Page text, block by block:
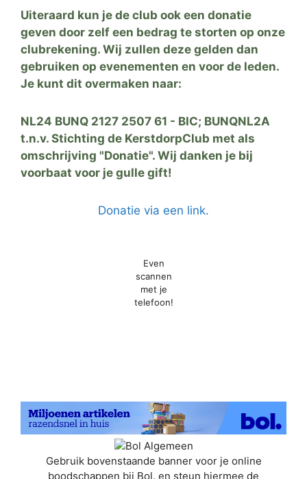
Uiteraard kun je de club ook een donatie
geven door zelf een bedrag te storten op onze
clubrekening. Wij zullen deze gelden dan
gebruiken op evenementen en voor de leden.
Je kunt dit overmaken naar:
NL24 BUNQ 2127 2507 61 - BIC; BUNQNL2A
t.n.v. Stichting de KerstdorpClub met als
omschrijving "Donatie". Wij danken je bij
voorbaat voor je gulle gift!
Donatie via een link.
Even
scannen
met je
telefoon!
Gebruik bovenstaande banner voor je online
boodschappen bij Bol. en steun hiermee de
Wil je als eerste op de hoogte gehouden
worden van alle nieuwtjes, meld je dan
Powered by EmailOctopus